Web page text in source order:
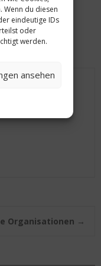
du diesen
eindeutige IDs
oder
werden.
ansehen
Organisationen →